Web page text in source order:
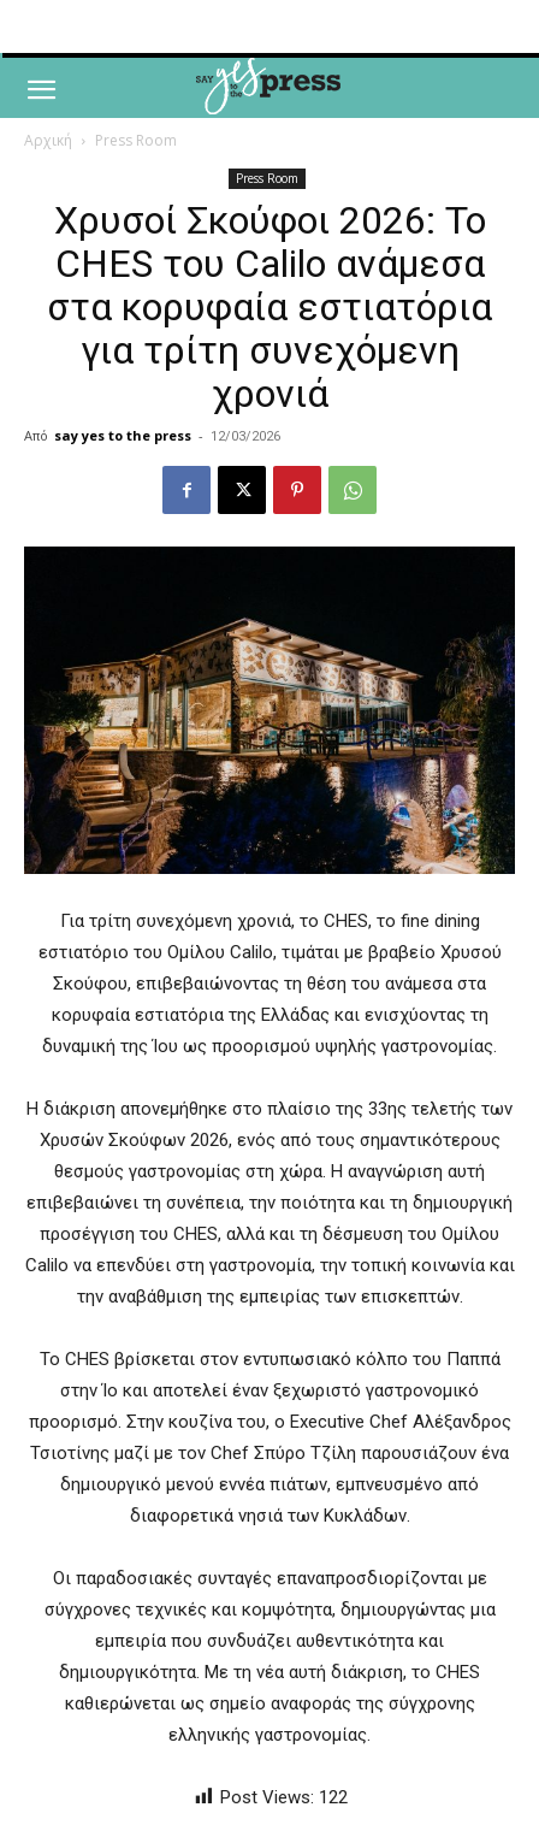
Αρχική Press Room
Press Room
Χρυσοί Σκούφοι 2026: Το
CHES του Calilo ανάμεσα
στα κορυφαία εστιατόρια
για τρίτη συνεχόμενη
χρονιά
Από say yes to the press - 12/03/2026
Για τρίτη συνεχόμενη χρονιά, το CHES, το fine dining
εστιατόριο του Ομίλου Calilo, τιμάται με βραβείο Χρυσού
Σκούφου, επιβεβαιώνοντας τη θέση του ανάμεσα στα
κορυφαία εστιατόρια της Ελλάδας και ενισχύοντας τη
δυναμική της Ίου ως προορισμού υψηλής γαστρονομίας.
Η διάκριση απονεμήθηκε στο πλαίσιο της 33ης τελετής των
Χρυσών Σκούφων 2026, ενός από τους σημαντικότερους
θεσμούς γαστρονομίας στη χώρα. Η αναγνώριση αυτή
επιβεβαιώνει τη συνέπεια, την ποιότητα και τη δημιουργική
προσέγγιση του CHES, αλλά και τη δέσμευση του Ομίλου
Calilo να επενδύει στη γαστρονομία, την τοπική κοινωνία και
την αναβάθμιση της εμπειρίας των επισκεπτών.
Το CHES βρίσκεται στον εντυπωσιακό κόλπο του Παππά
στην Ίο και αποτελεί έναν ξεχωριστό γαστρονομικό
προορισμό. Στην κουζίνα του, ο Executive Chef Αλέξανδρος
Τσιοτίνης μαζί με τον Chef Σπύρο Τζίλη παρουσιάζουν ένα
δημιουργικό μενού εννέα πιάτων, εμπνευσμένο από
διαφορετικά νησιά των Κυκλάδων.
Οι παραδοσιακές συνταγές επαναπροσδιορίζονται με
σύγχρονες τεχνικές και κομψότητα, δημιουργώντας μια
εμπειρία που συνδυάζει αυθεντικότητα και
δημιουργικότητα. Με τη νέα αυτή διάκριση, το CHES
καθιερώνεται ως σημείο αναφοράς της σύγχρονης
ελληνικής γαστρονομίας.
Post Views: 122